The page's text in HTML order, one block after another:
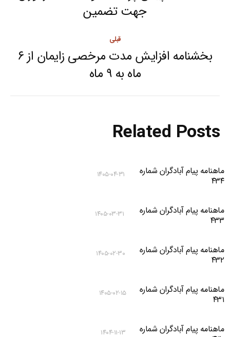
قبلی
Previous
post:
بخشنامه افزایش مدت مرخصی زایمان از ۶
ماه به ۹ ماه
post:
جهت تضمین
Related Posts
ماهنامه پیام آبادگران شماره
۴۳۴
۱۴۰۵-۰۴-۳۱
ماهنامه پیام آبادگران شماره
۴۳۳
۱۴۰۵-۰۳-۳۱
ماهنامه پیام آبادگران شماره
۴۳۲
۱۴۰۵-۰۲-۳۰
ماهنامه پیام آبادگران شماره
۴۳۱
۱۴۰۵-۰۲-۱۵
ماهنامه پیام آبادگران شماره
۱۴۰۴-۱۱-۱۳